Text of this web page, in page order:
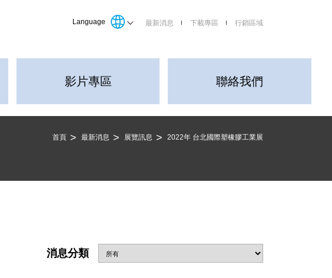
Language 最新消息 下載專區 行銷區域
影片專區 聯絡我們
首頁 最新消息 展覽訊息 2022年 台北國際塑橡膠工業展
消息分類